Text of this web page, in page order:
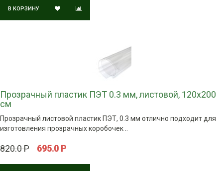
В КОРЗИНУ
Прозрачный пластик ПЭТ 0.3 мм, листовой, 120х200
см
Прозрачный листовой пластик ПЭТ, 0.3 мм отлично подходит для
изготовления прозрачных коробочек ..
820.0 Р 695.0 Р